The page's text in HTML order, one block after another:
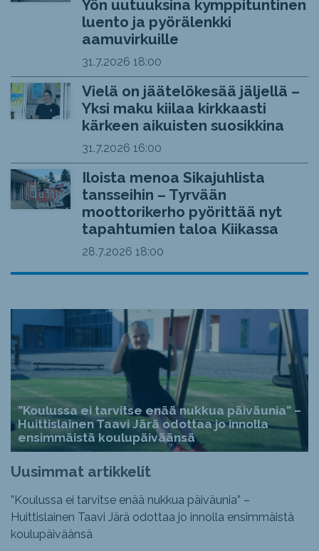
Yön uutuuksina kymppituntinen
luento ja pyörälenkki
aamuvirkuille
31.7.2026 18:00
Vielä on jäätelökesää jäljellä –
Yksi maku kiilaa kirkkaasti
kärkeen aikuisten suosikkina
31.7.2026 16:00
Iloista menoa Sikajuhlista
tansseihin – Tyrvään
moottorikerho pyörittää nyt
tapahtumien taloa Kiikassa
28.7.2026 18:00
”Koulussa ei tarvitse enää nukkua päiväunia” –
Huittislainen Taavi Järä odottaa jo innolla
ensimmäistä koulupäiväänsä
Uusimmat artikkelit
”Koulussa ei tarvitse enää nukkua päiväunia” –
Huittislainen Taavi Järä odottaa jo innolla ensimmäistä
koulupäiväänsä